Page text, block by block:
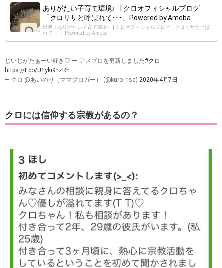
ありがたい子育て環境♩ | クロオフィシャルブログ
「クロリサと呼ばれて･･･」Powered by Ameba
出典：ありがたい子育て環境♩ | クロオフィシャルブログ「クロリサと呼ば
れて･･･」Powered by Ameba
じいじがだぁーい好き♡ ー アメブロを更新しました#クロ
https://t.co/U1yki9hzRh
— クロ @あいのり（ママブロガー） (@kuro_risa) 2020年4月7日
クロには信仰する宗教があるの？